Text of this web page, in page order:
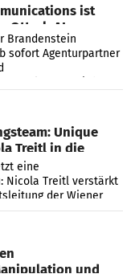
ist
OtterlyAI
Brandenstein
sofort Agenturpartner
Unique
Treitl in die
eine
Nicola Treitl verstärkt
der Wiener
von Josef Kalina und
und